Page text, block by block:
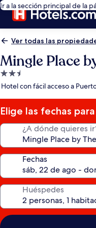
Ir a la sección principal de la
Ver todas las
Mingle Place
Propiedad
de
estrellas
Hotel con fácil acceso a
Elige las fechas
¿A dónde quieres
Fechas
Huéspedes